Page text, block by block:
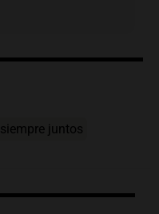
siempre juntos